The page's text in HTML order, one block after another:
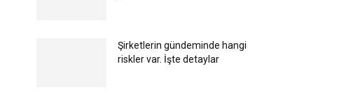
Şirketlerin gündeminde hangi
riskler var. İşte detaylar